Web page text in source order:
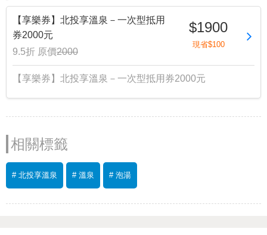
【享樂券】北投享溫泉－一次型抵用
券2000元
9.5折 原價2000
$1900
現省$100
【享樂券】北投享溫泉－一次型抵用券2000元
相關標籤
# 北投享溫泉 # 溫泉 # 泡湯